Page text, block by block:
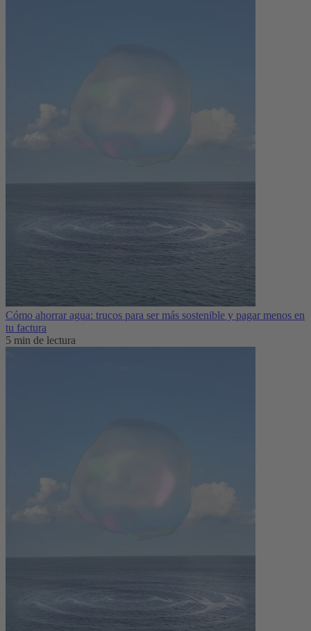
Cómo ahorrar agua: trucos para ser más sostenible y pagar menos en
tu factura
5 min de lectura